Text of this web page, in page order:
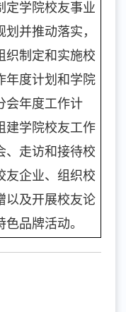
定学院校友事业
划并推动落实，
织制定和实施校
年度计划和学院
会年度工作计
建学院校友工作
、走访和接待校
友企业、组织校
以及开展校友论
色品牌活动。